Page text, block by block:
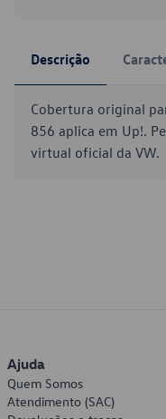
Descrição
Cobertura original
856 aplica em Up!.
virtual oficial da VW.
Ajuda
Quem Somos
Atendimento (SAC)